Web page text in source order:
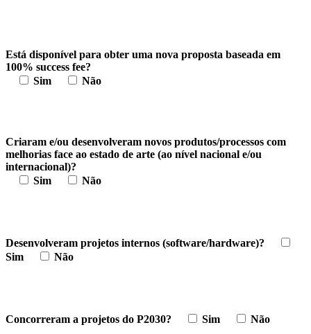
Está disponível para obter uma nova proposta baseada em
100% success fee?
Sim
Não
Criaram e/ou desenvolveram novos produtos/processos com
melhorias face ao estado de arte (ao nível nacional e/ou
internacional)?
Sim
Não
Desenvolveram projetos internos (software/hardware)?
Sim
Não
Concorreram a projetos do P2030? Sim Não